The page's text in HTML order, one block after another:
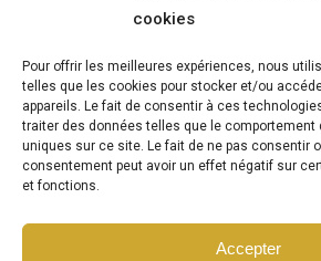
cookies
Pour offrir les meilleures expériences, nous
telles que les cookies pour stocker et/ou
appareils. Le fait de consentir à ces
traiter des données telles que le comportement
uniques sur ce site. Le fait de ne pas consentir
consentement peut avoir un effet négatif sur
et fonctions.
Accepter
POLITIQUE DE